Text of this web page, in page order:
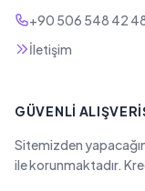
+90 506 548 42
İletişim
GÜVENLI
Sitemizden
ile korunmaktadır.